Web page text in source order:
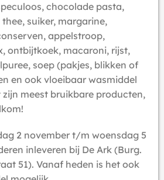
chocolade pasta,
suiker, margarine,
appelstroop,
ontbijtkoek, macaroni, rijst,
soep (pakjes, blikken of
en ook vloeibaar wasmiddel
meest bruikbare producten,
2 november t/m woensdag 5
inleveren bij De Ark (Burg.
51). Vanaf heden is het ook